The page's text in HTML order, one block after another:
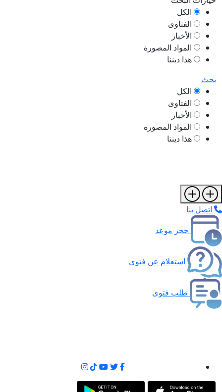
الكل
الفتاوى
الأخبار
المواد المصورة
هذا ديننا
بحث
الكل
الفتاوى
الأخبار
المواد المصورة
هذا ديننا
اتصل بنا
حجز موعد
استعلام عن فتوى
طلب فتوى